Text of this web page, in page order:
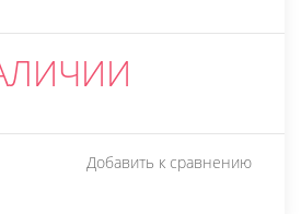
Добавить к сравнению